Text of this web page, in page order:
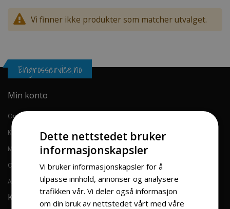
Vi finner ikke produkter som matcher utvalget.
Engrosservice.no
Min konto
Om oss
Kontakt oss
Min konto
Ordrehistorikk
Avansert søk
Kontaktinformasjon
Dette nettstedet bruker
informasjonskapsler
Vi bruker informasjonskapsler for å
tilpasse innhold, annonser og analysere
trafikken vår. Vi deler også informasjon
om din bruk av nettstedet vårt med våre